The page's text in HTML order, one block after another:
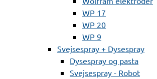
WP 17
WP 20
WP 9
Svejsespray + Dysespray
Dysespray og pasta
Svejsespray - Robot